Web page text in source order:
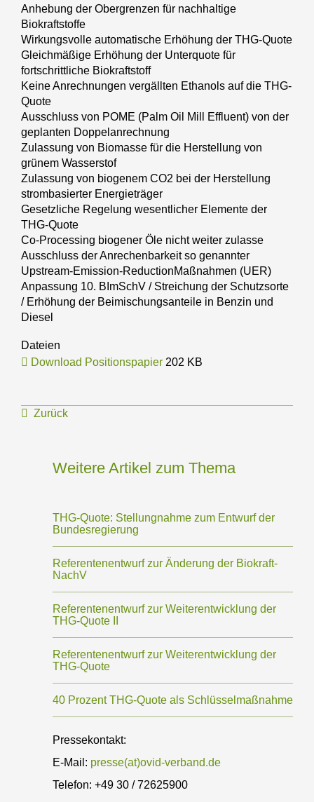
Anhebung der Obergrenzen für nachhaltige
Biokraftstoffe
Wirkungsvolle automatische Erhöhung der THG-Quote
Gleichmäßige Erhöhung der Unterquote für
fortschrittliche Biokraftstoff
Keine Anrechnungen vergällten Ethanols auf die THG-
Quote
Ausschluss von POME (Palm Oil Mill Effluent) von der
geplanten Doppelanrechnung
Zulassung von Biomasse für die Herstellung von
grünem Wasserstof
Zulassung von biogenem CO2 bei der Herstellung
strombasierter Energieträger
Gesetzliche Regelung wesentlicher Elemente der
THG-Quote
Co-Processing biogener Öle nicht weiter zulasse
Ausschluss der Anrechenbarkeit so genannter
Upstream-Emission-ReductionMaßnahmen (UER)
Anpassung 10. BImSchV / Streichung der Schutzsorte
/ Erhöhung der Beimischungsanteile in Benzin und
Diesel
Dateien
Download Positionspapier 202 KB
Zurück
Weitere Artikel zum Thema
THG-Quote: Stellungnahme zum Entwurf der
Bundesregierung
Referentenentwurf zur Änderung der Biokraft-
NachV
Referentenentwurf zur Weiterentwicklung der
THG-Quote II
Referentenentwurf zur‬ Weiterentwicklung der‬
THG-Quote‬ ‭
40 Prozent THG-Quote als Schlüsselmaßnahme
Pressekontakt:
E-Mail: presse(at)ovid-verband.de
Telefon: +49 30 / 72625900